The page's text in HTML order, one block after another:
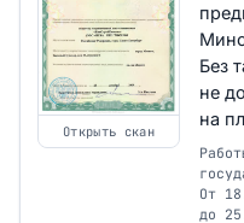
Открыть скан
Без
не
на
От
до